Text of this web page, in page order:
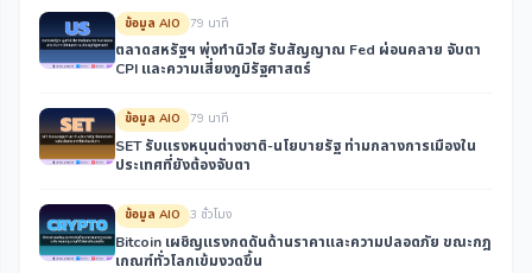
ข้อมูล AIO 79 นาที
ตลาดสหรัฐฯ พุ่งทำนิวไฮ รับสัญญาณ Fed ผ่อนคลาย จับตา
CPI และความเสี่ยงภูมิรัฐศาสตร์
ข้อมูล AIO 79 นาที
SET รับแรงหนุนต่างชาติ-นโยบายรัฐ ท่ามกลางการเมืองใน
ประเทศที่ยังต้องจับตา
ข้อมูล AIO 3 ชั่วโมง
Bitcoin เผชิญแรงกดดันด้านราคาและความปลอดภัย ขณะกฎ
เกณฑ์ทั่วโลกเข้มงวดขึ้น